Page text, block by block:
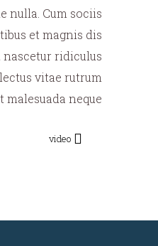
nulla. Cum sociis
et magnis dis
ridiculus
vitae rutrum
malesuada neque.
video